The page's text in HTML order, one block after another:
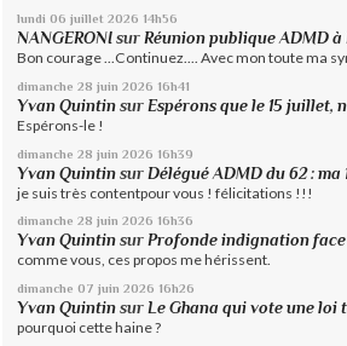
lundi 06 juillet 2026 14h56
NANGERONI surRéunion publique ADMD à
Bon courage ...Continuez.... Avec mon toute ma
dimanche 28 juin 2026 16h41
Yvan Quintin surEspérons que le 15 juillet,
Espérons-le !
dimanche 28 juin 2026 16h39
Yvan Quintin surDélégué ADMD du 62 :
je suis très contentpour vous ! félicitations !!!
dimanche 28 juin 2026 16h36
Yvan Quintin surProfonde indignation
comme vous, ces propos me hérissent.
dimanche 07 juin 2026 16h26
Yvan Quintin sur Le Ghana qui vote une loi
pourquoi cette haine ?